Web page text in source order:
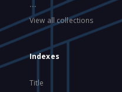
...
View all collections
Indexes
Title